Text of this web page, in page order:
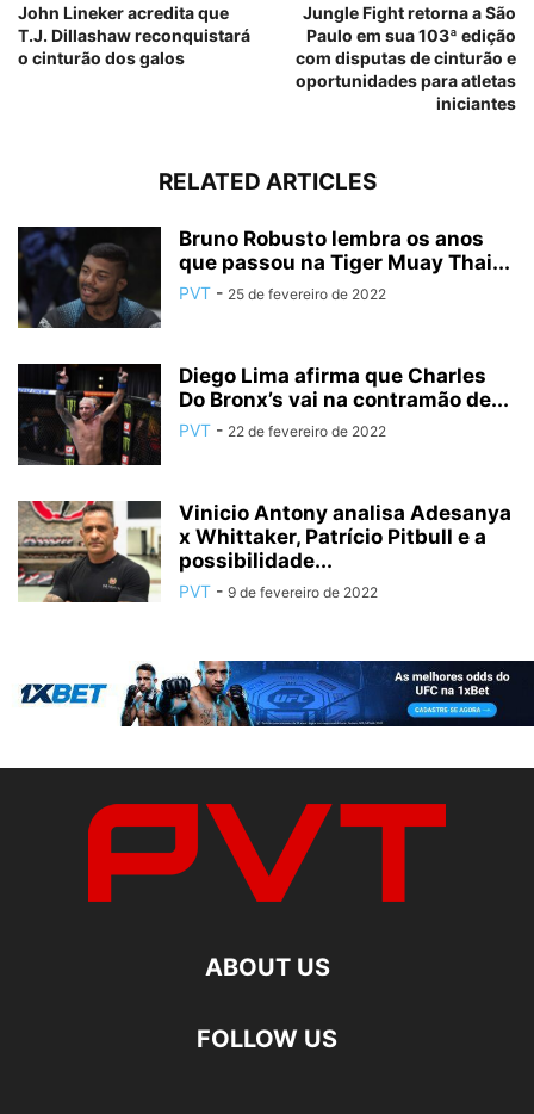
John Lineker acredita que
T.J. Dillashaw reconquistará
o cinturão dos galos
Jungle Fight retorna a São
Paulo em sua 103ª edição
com disputas de cinturão e
oportunidades para atletas
iniciantes
RELATED ARTICLES
Bruno Robusto lembra os anos
que passou na Tiger Muay Thai...
PVT - 25 de fevereiro de 2022
Diego Lima afirma que Charles
Do Bronx’s vai na contramão de...
PVT - 22 de fevereiro de 2022
Vinicio Antony analisa Adesanya
x Whittaker, Patrício Pitbull e a
possibilidade...
PVT - 9 de fevereiro de 2022
ABOUT US
FOLLOW US